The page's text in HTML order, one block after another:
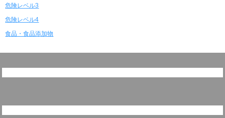
危険レベル3
危険レベル4
食品・食品添加物